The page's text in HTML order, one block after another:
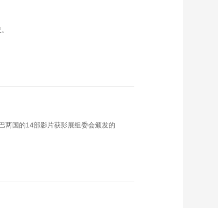
两国的14部影片获影展组委会颁发的